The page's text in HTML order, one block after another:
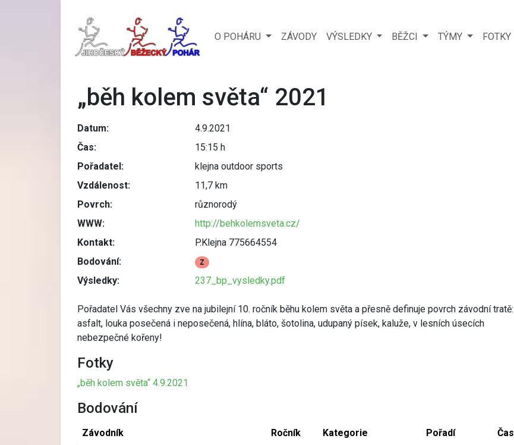
O POHÁRU ZÁVODY VÝSLEDKY BĚŽCI TÝMY FOTKY
„běh kolem světa“ 2021
Datum:
4.9.2021
Čas:
15:15 h
Pořadatel:
klejna outdoor sports
Vzdálenost:
11,7 km
Povrch:
různorodý
WWW:
http://behkolemsveta.cz/
Kontakt:
P.Klejna 775664554
Bodování:
Z
Výsledky: 237_bp_vysledky.pdf
Pořadatel Vás všechny zve na jubilejní 10. ročník běhu kolem světa a přesně definuje povrch závodní tratě:
asfalt, louka posečená i neposečená, hlína, bláto, šotolina, udupaný písek, kaluže, v lesních úsecích
nebezpečné kořeny!
Fotky
„běh kolem světa“ 4.9.2021
Bodování
Závodník Ročník Kategorie Pořadí Čas